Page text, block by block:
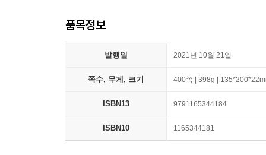
품목정보
발행일 2021년 10월 21일
쪽수, 무게, 크기 400쪽 | 398g |
ISBN13 9791165344184
ISBN10 1165344181